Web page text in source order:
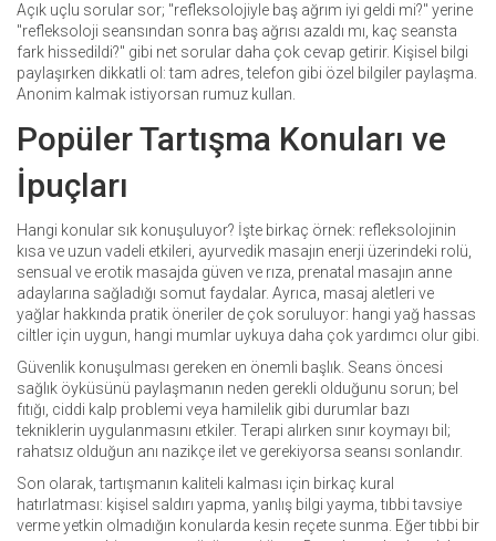
Açık uçlu sorular sor; "refleksolojiyle baş ağrım iyi geldi mi?" yerine
"refleksoloji seansından sonra baş ağrısı azaldı mı, kaç seansta
fark hissedildi?" gibi net sorular daha çok cevap getirir. Kişisel bilgi
paylaşırken dikkatli ol: tam adres, telefon gibi özel bilgiler paylaşma.
Anonim kalmak istiyorsan rumuz kullan.
Popüler Tartışma Konuları ve
İpuçları
Hangi konular sık konuşuluyor? İşte birkaç örnek: refleksolojinin
kısa ve uzun vadeli etkileri, ayurvedik masajın enerji üzerindeki rolü,
sensual ve erotik masajda güven ve rıza, prenatal masajın anne
adaylarına sağladığı somut faydalar. Ayrıca, masaj aletleri ve
yağlar hakkında pratik öneriler de çok soruluyor: hangi yağ hassas
ciltler için uygun, hangi mumlar uykuya daha çok yardımcı olur gibi.
Güvenlik konuşulması gereken en önemli başlık. Seans öncesi
sağlık öyküsünü paylaşmanın neden gerekli olduğunu sorun; bel
fıtığı, ciddi kalp problemi veya hamilelik gibi durumlar bazı
tekniklerin uygulanmasını etkiler. Terapi alırken sınır koymayı bil;
rahatsız olduğun anı nazikçe ilet ve gerekiyorsa seansı sonlandır.
Son olarak, tartışmanın kaliteli kalması için birkaç kural
hatırlatması: kişisel saldırı yapma, yanlış bilgi yayma, tıbbi tavsiye
verme yetkin olmadığın konularda kesin reçete sunma. Eğer tıbbi bir